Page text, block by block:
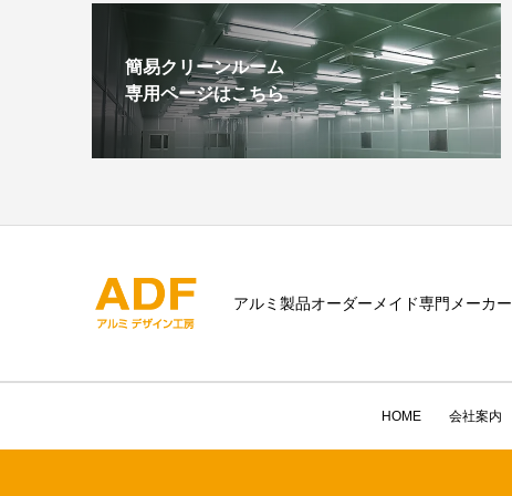
簡易クリーンルーム
専用ページはこちら
アルミ製品オーダーメイド専門メーカー
HOME 会社案内